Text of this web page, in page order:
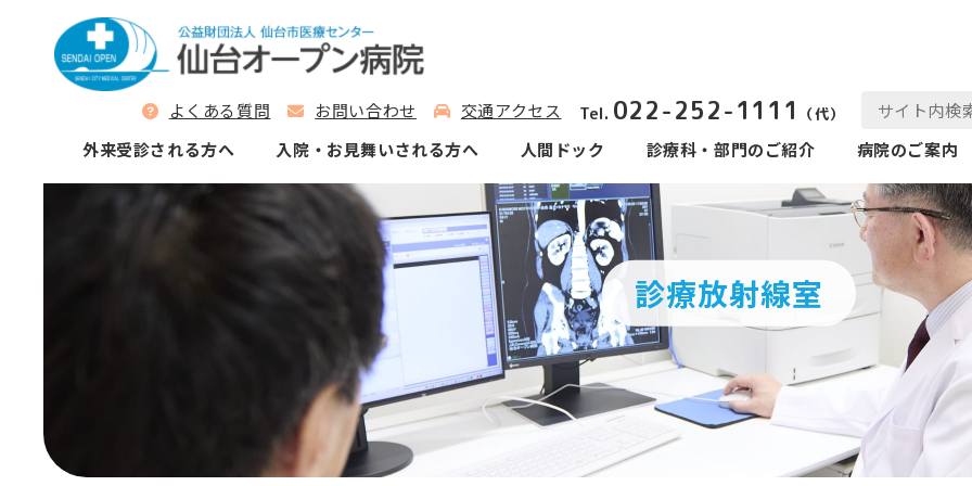
よくある質問 お問い合わせ 交通アクセス Tel. 022-252-1111 （代）
外来受診される⽅へ ⼊院‧お⾒舞いされる⽅へ 人間ドック 診療科‧部⾨のご紹介 病院のご案内
診療放射線室